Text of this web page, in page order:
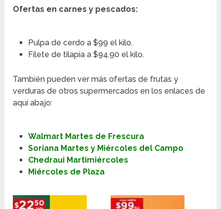
Ofertas en carnes y pescados:
Pulpa de cerdo a $99 el kilo.
Filete de tilapia a $94.90 el kilo.
También pueden ver más ofertas de frutas y
verduras de otros supermercados en los enlaces de
aquí abajo:
Walmart Martes de Frescura
Soriana Martes y Miércoles del Campo
Chedraui Martimiércoles
Miércoles de Plaza